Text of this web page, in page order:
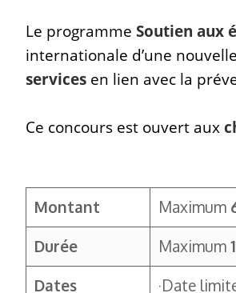
Le programme Soutien aux
internationale d’une
services en lien avec la
Ce concours est ouvert aux
Montant Maximum
Durée
Maximum
Dates
·Date